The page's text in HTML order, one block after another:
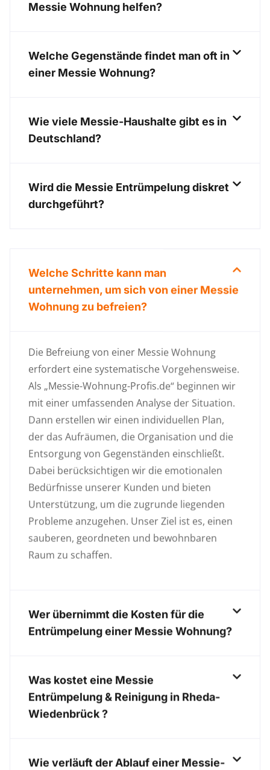
Messie Wohnung helfen?
Welche Gegenstände findet man oft in
einer Messie Wohnung?
Wie viele Messie-Haushalte gibt es in
Deutschland?
Wird die Messie Entrümpelung diskret
durchgeführt?
Welche Schritte kann man
unternehmen, um sich von einer Messie
Wohnung zu befreien?
Die Befreiung von einer Messie Wohnung
erfordert eine systematische Vorgehensweise.
Als „Messie-Wohnung-Profis.de“ beginnen wir
mit einer umfassenden Analyse der Situation.
Dann erstellen wir einen individuellen Plan,
der das Aufräumen, die Organisation und die
Entsorgung von Gegenständen einschließt.
Dabei berücksichtigen wir die emotionalen
Bedürfnisse unserer Kunden und bieten
Unterstützung, um die zugrunde liegenden
Probleme anzugehen. Unser Ziel ist es, einen
sauberen, geordneten und bewohnbaren
Raum zu schaffen.
Wer übernimmt die Kosten für die
Entrümpelung einer Messie Wohnung?
Was kostet eine Messie
Entrümpelung & Reinigung in Rheda-
Wiedenbrück ?
Wie verläuft der Ablauf einer Messie-